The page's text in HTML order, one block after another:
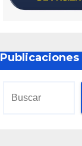
Publicaciones